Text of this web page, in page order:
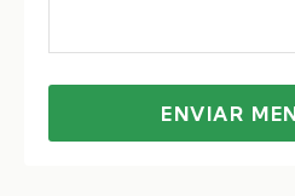
ENVIAR